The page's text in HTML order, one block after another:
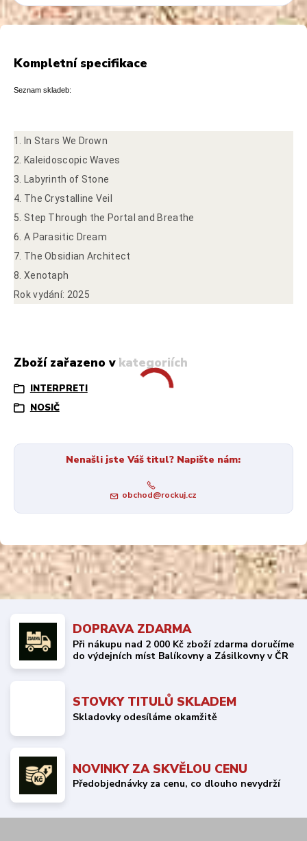
Kompletní specifikace
Seznam skladeb:
1. In Stars We Drown
2. Kaleidoscopic Waves
3. Labyrinth of Stone
4. The Crystalline Veil
5. Step Through the Portal and Breathe
6. A Parasitic Dream
7. The Obsidian Architect
8. Xenotaph
Rok vydání: 2025
Zboží zařazeno v kategoriích
INTERPRETI
NOSIČ
Nenašli jste Váš titul? Napište nám:
obchod@rockuj.cz
DOPRAVA ZDARMA
Při nákupu nad 2 000 Kč zboží zdarma doručíme
do výdejních míst Balíkovny a Zásilkovny v ČR
STOVKY TITULŮ SKLADEM
Skladovky odesíláme okamžitě
NOVINKY ZA SKVĚLOU CENU
Předobjednávky za cenu, co dlouho nevydrží